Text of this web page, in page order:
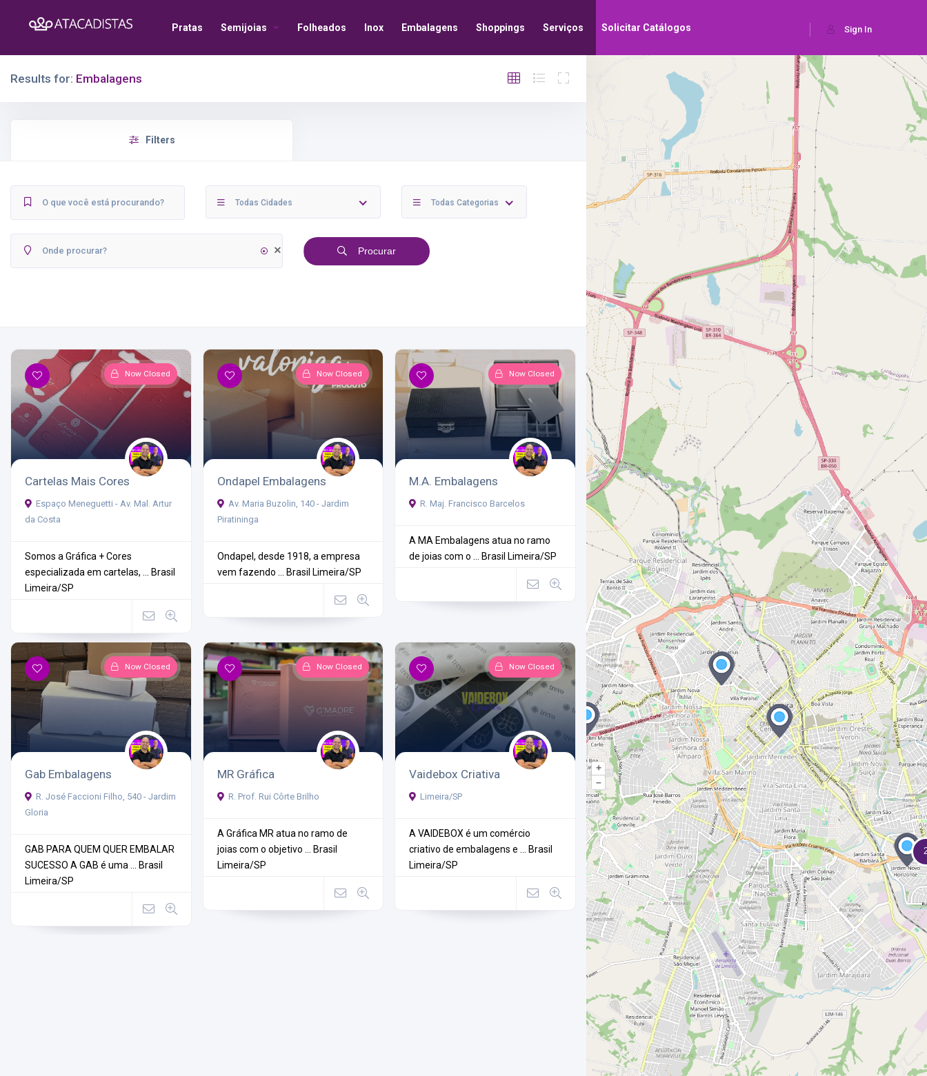
Sign In
Pratas Semijoias Folheados Inox Embalagens Shoppings Serviços Solicitar Catálogos
+
–
Results for: Embalagens
Filters
Todas Cidades Todas Categorias
Procurar
Now Closed
Cartelas Mais Cores
Espaço Meneguetti - Av. Mal. Artur
da Costa
Somos a Gráfica + Cores
especializada em cartelas, ...
Brasil
Limeira/SP
Now Closed
Ondapel Embalagens
Av. Maria Buzolin, 140 - Jardim
Piratininga
Ondapel, desde 1918, a empresa
vem fazendo ...
Brasil Limeira/SP
Now Closed
M.A. Embalagens
R. Maj. Francisco Barcelos
A MA Embalagens atua no ramo
de joias com o ...
Brasil Limeira/SP
Now Closed
Gab Embalagens
R. José Faccioni Filho, 540 - Jardim
Gloria
GAB PARA QUEM QUER EMBALAR
SUCESSO A GAB é uma ... Brasil
Limeira/SP
Now Closed
MR Gráfica
R. Prof. Rui Côrte Brilho
A Gráfica MR atua no ramo de
joias com o objetivo ... Brasil
Limeira/SP
Now Closed
Vaidebox Criativa
Limeira/SP
A VAIDEBOX é um comércio
criativo de embalagens e ... Brasil
Limeira/SP